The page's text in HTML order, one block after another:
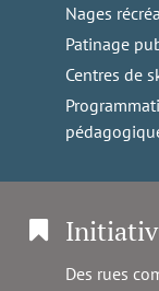
Nages
Patinage
Centres de
Des rues